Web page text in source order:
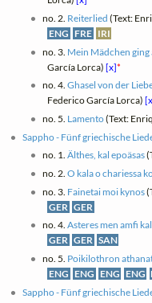
no. 2. Reiterlied (Text:
ENG FRE IRI
no. 3. Mein Mädchen ging
García Lorca)[x]*
no. 4. Ghasel von der
Federico García Lorca)
no. 5. Lamento(Text:
Sappho - Fünf griechische
no. 1. Älthes, kal epoäsas
no. 2. O kala o chariessa
no. 3. Fainetai moi kynos
GER GER
no. 4. Asteres men amfi
GER GER SAN
no. 5. Poikilothron
ENG ENG ENG ENG
Sappho - Fünf griechische